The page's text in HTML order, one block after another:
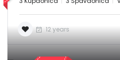
12 years